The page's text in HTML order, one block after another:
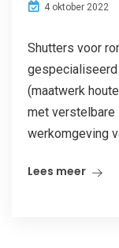
4 oktober 2022
Shutters voor
(maatwerk
met verstelbare
werkomgeving
Lees meer